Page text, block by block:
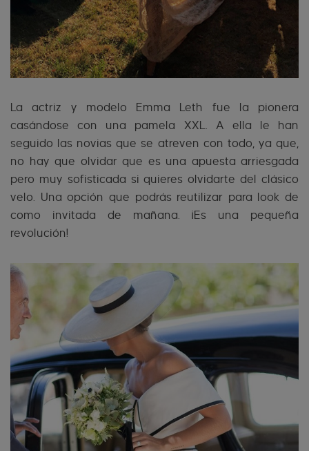
La actriz y modelo Emma Leth fue la pionera
casándose con una pamela XXL. A ella le han
seguido las novias que se atreven con todo, ya que,
no hay que olvidar que es una apuesta arriesgada
pero muy sofisticada si quieres olvidarte del clásico
velo. Una opción que podrás reutilizar para look de
como invitada de mañana. ¡Es una pequeña
revolución!